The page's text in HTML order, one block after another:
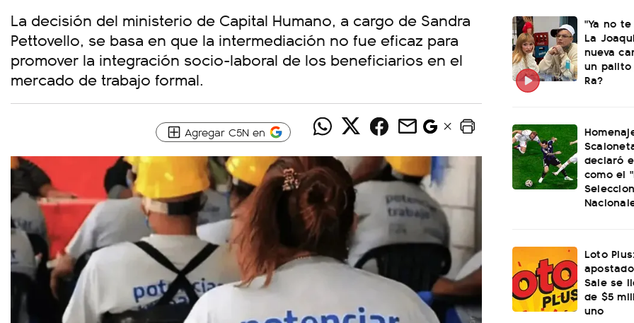
La decisión del ministerio de Capital Humano, a cargo de Sandra
Pettovello, se basa en que la intermediación no fue eficaz para
promover la integración socio-laboral de los beneficiarios en el
mercado de trabajo formal.
Agregar C5N en
"Ya no
La
nueva
un palito
Ra?
declaró
como el
Loto
Sale se
de $5
uno